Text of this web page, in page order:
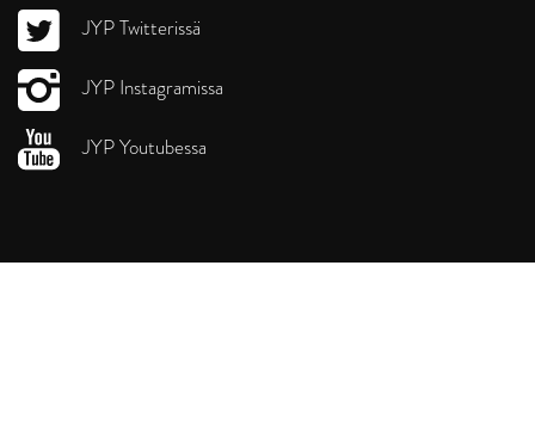
JYP Twitterissä
JYP Instagramissa
JYP Youtubessa